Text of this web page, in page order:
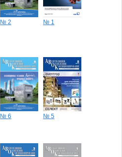
№ 2 № 1
№ 6 № 5